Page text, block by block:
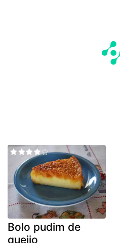
Bolo pudim de
queijo